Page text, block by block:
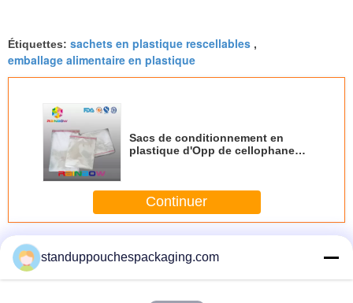
Étiquettes: sachets en plastique rescellables ,
emballage alimentaire en plastique
Sacs de conditionnement en
plastique d'Opp de cellophane
Continuer
Plus
standuppouchespackaging.com